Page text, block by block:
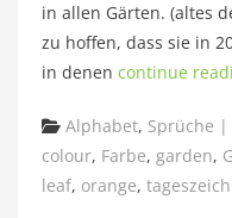
in allen Gärten. (altes
zu hoffen, dass sie in
in denen continue
Categories
Alphabet, Sprüche |
colour, Farbe, garden,
leaf, orange,